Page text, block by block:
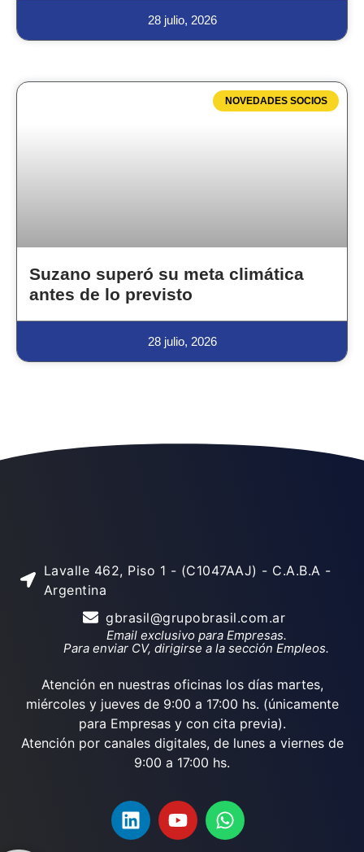
28 julio, 2026
NOVEDADES SOCIOS
Suzano superó su meta climática
antes de lo previsto
28 julio, 2026
Lavalle 462, Piso 1 - (C1047AAJ) - C.A.B.A -
Argentina
gbrasil@grupobrasil.com.ar
Email exclusivo para Empresas.
Para enviar CV, dirigirse a la sección Empleos.
Atención en nuestras oficinas los días martes,
miércoles y jueves de 9:00 a 17:00 hs. (únicamente
para Empresas y con cita previa).
Atención por canales digitales, de lunes a viernes de
9:00 a 17:00 hs.